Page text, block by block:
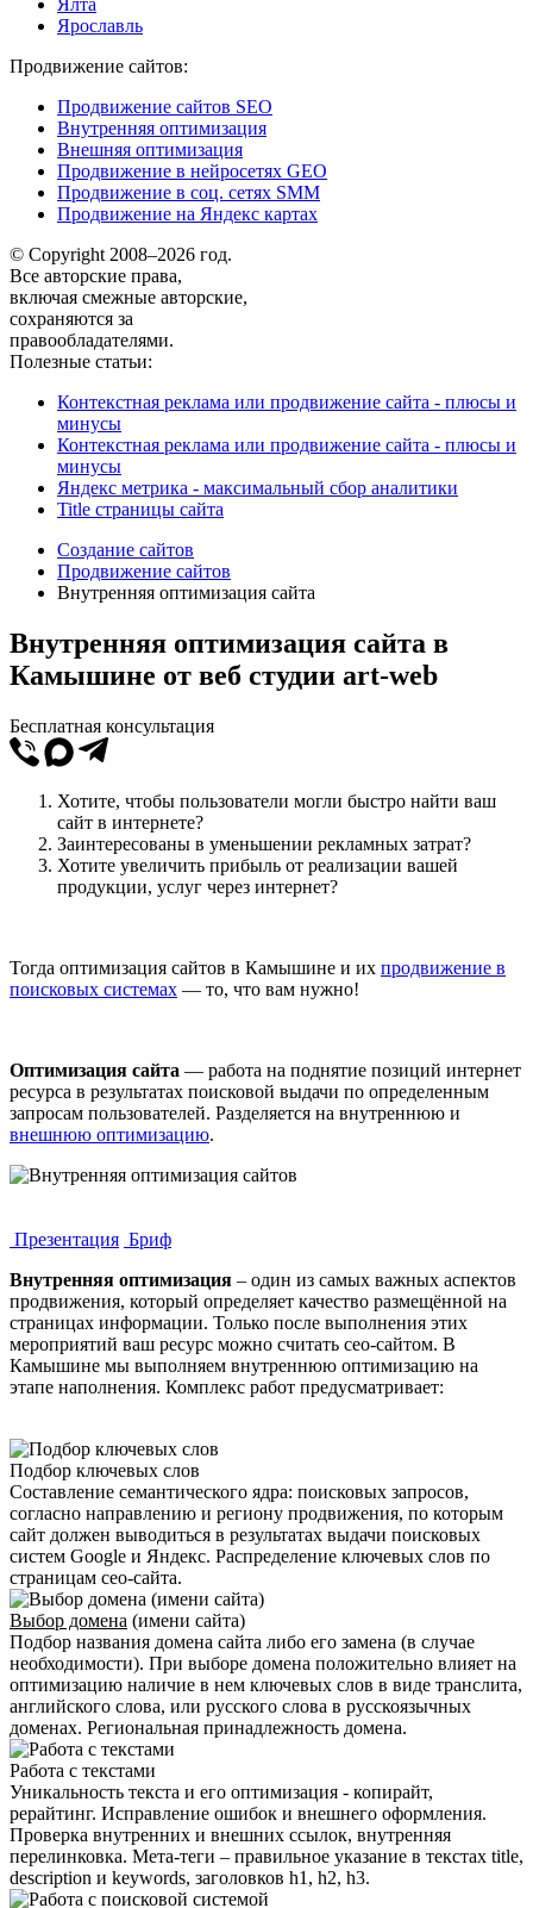
Ялта
Ярославль
Продвижение сайтов:
Продвижение сайтов SEO
Внутренняя оптимизация
Внешняя оптимизация
Продвижение в нейросетях GEO
Продвижение в соц. сетях SMM
Продвижение на Яндекс картах
© Copyright 2008–2026 год.
Все авторские права,
включая смежные авторские,
сохраняются за
правообладателями.
Полезные статьи:
Контекстная реклама или продвижение сайта - плюсы и
минусы
Контекстная реклама или продвижение сайта - плюсы и
минусы
Яндекс метрика - максимальный сбор аналитики
Title страницы сайта
Создание сайтов
Продвижение сайтов
Внутренняя оптимизация сайта
Внутренняя оптимизация сайта в
Камышине от веб студии art-web
Бесплатная консультация
Хотите, чтобы пользователи могли быстро найти ваш
сайт в интернете?
Заинтересованы в уменьшении рекламных затрат?
Хотите увеличить прибыль от реализации вашей
продукции, услуг через интернет?
Тогда оптимизация сайтов в Камышине и их продвижение в
поисковых системах — то, что вам нужно!
Оптимизация сайта — работа на поднятие позиций интернет
ресурса в результатах поисковой выдачи по определенным
запросам пользователей. Разделяется на внутреннюю и
внешнюю оптимизацию.
Презентация Бриф
Внутренняя оптимизация – один из самых важных аспектов
продвижения, который определяет качество размещённой на
страницах информации. Только после выполнения этих
мероприятий ваш ресурс можно считать сео-сайтом. В
Камышине мы выполняем внутреннюю оптимизацию на
этапе наполнения. Комплекс работ предусматривает:
Подбор ключевых слов
Составление семантического ядра: поисковых запросов,
согласно направлению и региону продвижения, по которым
сайт должен выводиться в результатах выдачи поисковых
систем Google и Яндекс. Распределение ключевых слов по
страницам ceo-сайта.
Выбор домена (имени сайта)
Подбор названия домена сайта либо его замена (в случае
необходимости). При выборе домена положительно влияет на
оптимизацию наличие в нем ключевых слов в виде транслита,
английского слова, или русского слова в русскоязычных
доменах. Региональная принадлежность домена.
Работа с текстами
Уникальность текста и его оптимизация - копирайт,
рерайтинг. Исправление ошибок и внешнего оформления.
Проверка внутренних и внешних ссылок, внутренняя
перелинковка. Мета-теги – правильное указание в текстах title,
description и keywords, заголовков h1, h2, h3.